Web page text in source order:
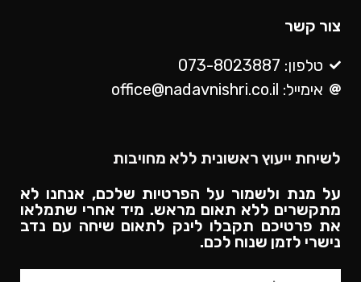
צור קשר
טלפון: 073-8023887
אימייל: office@nadavnishri.co.il
לשיחת ייעוץ ראשונית ללא מחויבות
על מנת ולשמור על הפרטיות שלכם, אנחנו לא
מתקשרים ללא תאום מראש. מיד אחרי שתמלאו
את פרטיכם תקבלו לינק לתאום שיחה עם נדב
נישרי לזמן שנוח לכם.​